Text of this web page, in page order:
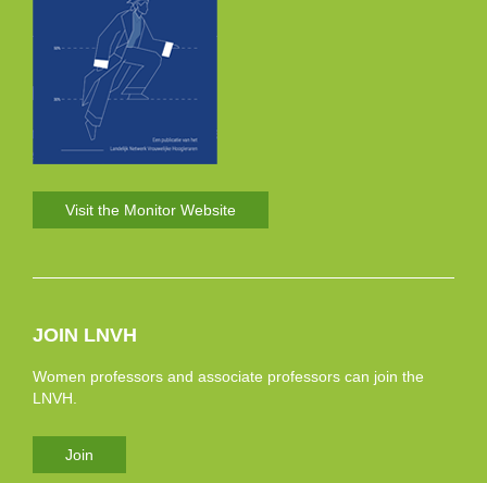
Visit the Monitor Website
JOIN LNVH
Women professors and associate professors can join the
LNVH.
Join